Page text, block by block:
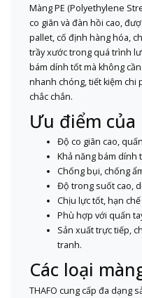
Màng PE (Polyethylene
co giãn và đàn hồi cao,
pallet, cố định hàng hóa,
trầy xước trong quá trình
bám dính tốt mà không
nhanh chóng, tiết kiệm chi
chắc chắn.
Ưu điểm của
Độ co giãn cao,
Khả năng bám dính
Chống bụi, chống
Độ trong suốt cao,
Chịu lực tốt, hạn
Phù hợp với quấn
Sản xuất trực tiếp,
tranh.
Các loại
THAFO cung cấp đa dạng